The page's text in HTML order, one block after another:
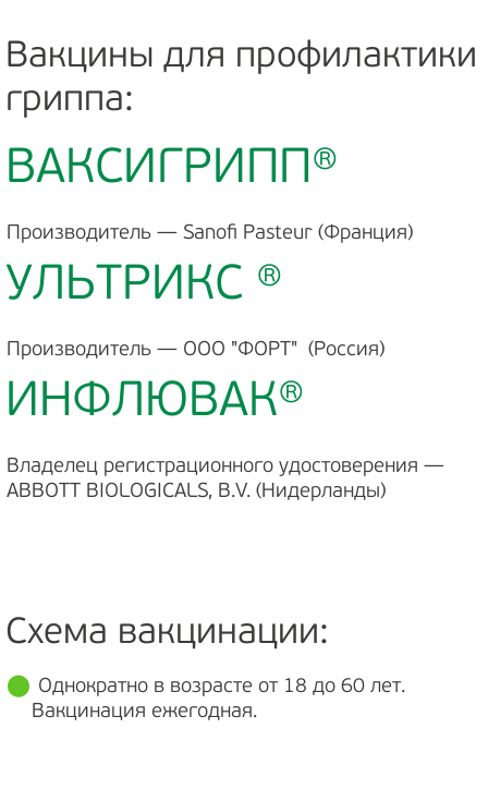
Вакцины для профилактики
гриппа:
ВАКСИГРИПП®
Производитель — Sanofi Pasteur (Франция)
УЛЬТРИКС ®
Производитель — ООО "ФОРТ" (Россия)
ИНФЛЮВАК®
Владелец регистрационного удостоверения —
ABBOTT BIOLOGICALS, B.V. (Нидерланды)
Схема вакцинации:
Однократно в возрасте от 18 до 60 лет.
Вакцинация ежегодная.